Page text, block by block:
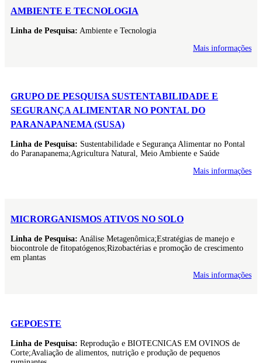
AMBIENTE E TECNOLOGIA
Linha de Pesquisa: Ambiente e Tecnologia
Mais informações
GRUPO DE PESQUISA SUSTENTABILIDADE E
SEGURANÇA ALIMENTAR NO PONTAL DO
PARANAPANEMA (SUSA)
Linha de Pesquisa: Sustentabilidade e Segurança Alimentar no Pontal
do Paranapanema;Agricultura Natural, Meio Ambiente e Saúde
Mais informações
MICRORGANISMOS ATIVOS NO SOLO
Linha de Pesquisa: Análise Metagenômica;Estratégias de manejo e
biocontrole de fitopatógenos;Rizobactérias e promoção de crescimento
em plantas
Mais informações
GEPOESTE
Linha de Pesquisa: Reprodução e BIOTECNICAS EM OVINOS de
Corte;Avaliação de alimentos, nutrição e produção de pequenos